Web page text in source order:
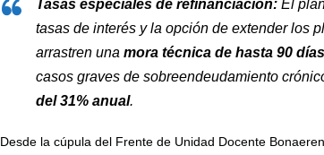
Tasas especiales de refinanciación:El
tasas de interés y la opción de extender los
arrastren una mora técnica de hasta 90
casos graves de sobreendeudamiento
del 31% anual.
Desde la cúpula del Frente de Unidad Docente